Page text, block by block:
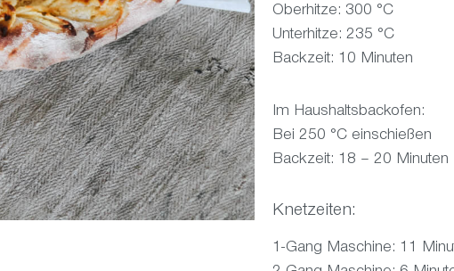
Oberhitze: 300 °C
Unterhitze: 235 °C
Backzeit: 10 Minuten
Im Haushaltsbackofen:
Bei 250 °C einschießen
Backzeit: 18 – 20 Minuten
Knetzeiten:
1-Gang Maschine: 11